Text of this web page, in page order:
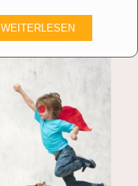
WEITERLESEN